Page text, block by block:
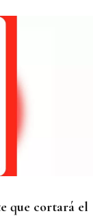
aves galegas
que cortará el